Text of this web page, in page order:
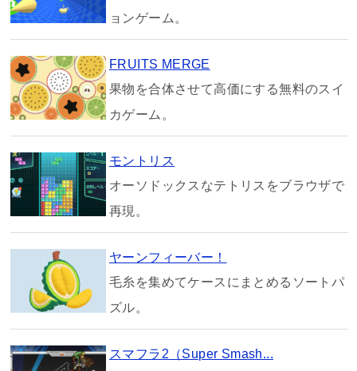
ョンゲーム。
FRUITS MERGE
果物を合体させて高価にする無料のスイ
カゲーム。
モントリス
オーソドックスなテトリスをブラウザで
再現。
ヤーンフィーバー！
毛糸を集めてケースにまとめるソートパ
ズル。
スマフラ2（Super Smash...